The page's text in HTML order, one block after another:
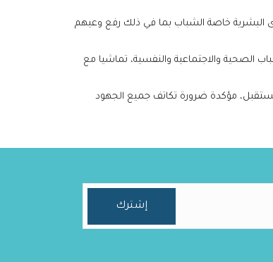
البشرية خاصة الشباب بما في ذلك رفع وعيهم
الصحية والاجتماعية والنفسية، تماشيا مع
مؤكدة ضرورة تكاتف جميع الجهود